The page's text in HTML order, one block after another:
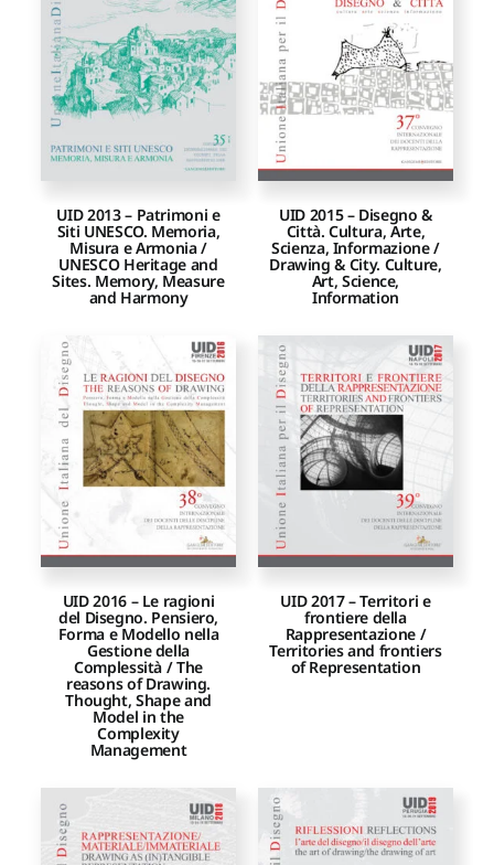
Proposte di pubblicazione
Gangemi Editore
UID 2013 – Patrimoni e
Siti UNESCO. Memoria,
Misura e Armonia /
UNESCO Heritage and
Sites. Memory, Measure
and Harmony
UID 2015 – Disegno &
Città. Cultura, Arte,
Scienza, Informazione /
Drawing & City. Culture,
Art, Science,
Information
UID 2016 – Le ragioni
del Disegno. Pensiero,
Forma e Modello nella
Gestione della
Complessità / The
reasons of Drawing.
Thought, Shape and
Model in the
Complexity
Management
UID 2017 – Territori e
frontiere della
Rappresentazione /
Territories and frontiers
of Representation